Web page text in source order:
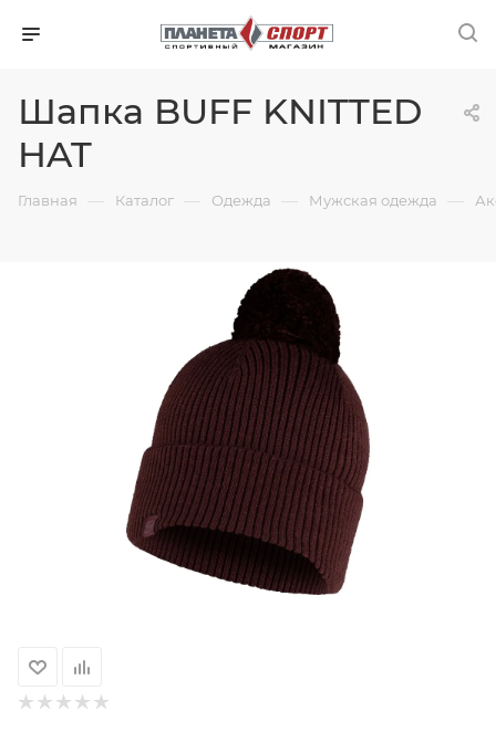
Шапка BUFF KNITTED
HAT
Главная — Каталог — Одежда — Мужская одежда —